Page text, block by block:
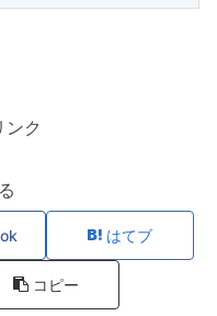
ンク
はてブ
コピー